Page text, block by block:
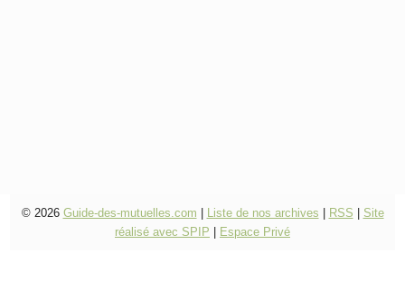
© 2026 Guide-des-mutuelles.com Liste de nos archives RSS
Site
réalisé avec SPIP
Espace Privé